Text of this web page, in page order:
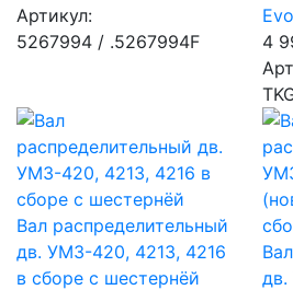
Артикул:
5267994 / .5267994F
4
Вал распределительный
дв. УМЗ-420, 4213, 4216
в сборе с шестернёй
дв.